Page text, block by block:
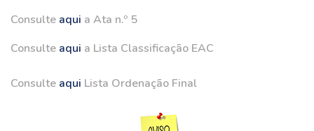
Consulte aqui a Ata n.º 5
Consulte aqui a Lista Classificação EAC
Consulte aqui Lista Ordenação Final